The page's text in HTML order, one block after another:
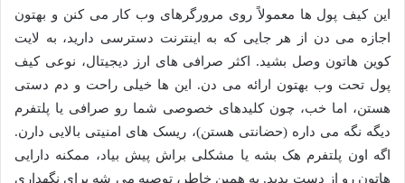
این کیف پول ها معمولاً روی مرورگرهای وب کار می کنن و بهتون
اجازه می دن از هر جایی که به اینترنت دسترسی دارید، به لایت
کوین هاتون وصل بشید. اکثر صرافی های ارز دیجیتال، نوعی کیف
پول تحت وب بهتون ارائه می دن. این ها خیلی راحت و دم دستی
هستن، اما خب، چون کلیدهای خصوصی شما رو صرافی یا پلتفرم
دیگه نگه می داره (حضانتی هستن)، ریسک های امنیتی بالایی دارن.
اگه اون پلتفرم هک بشه یا مشکلی براش پیش بیاد، ممکنه دارایی
هاتون رو از دست بدید. به همین خاطر، توصیه می شه برای نگهداری